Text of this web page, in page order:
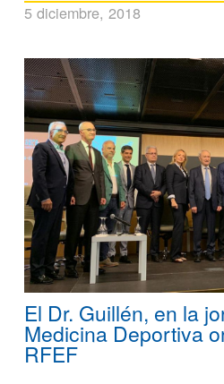
5 diciembre, 2018
El Dr. Guillén, en la
Medicina Deportiva
RFEF